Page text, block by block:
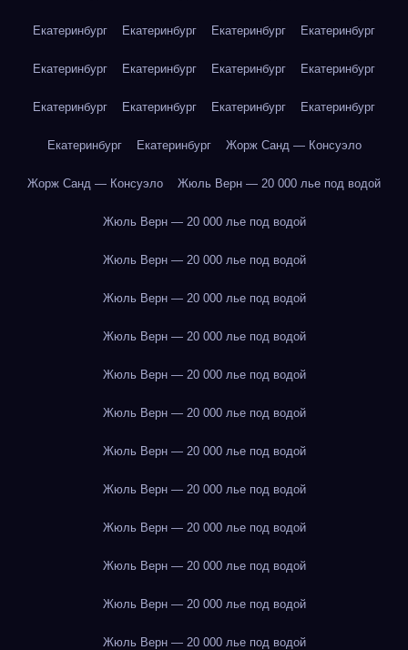
Екатеринбург Екатеринбург Екатеринбург Екатеринбург
Екатеринбург Екатеринбург Екатеринбург Екатеринбург
Екатеринбург Екатеринбург Екатеринбург Екатеринбург
Екатеринбург Екатеринбург Жорж Санд — Консуэло
Жорж Санд — Консуэло Жюль Верн — 20 000 лье под водой
Жюль Верн — 20 000 лье под водой
Жюль Верн — 20 000 лье под водой
Жюль Верн — 20 000 лье под водой
Жюль Верн — 20 000 лье под водой
Жюль Верн — 20 000 лье под водой
Жюль Верн — 20 000 лье под водой
Жюль Верн — 20 000 лье под водой
Жюль Верн — 20 000 лье под водой
Жюль Верн — 20 000 лье под водой
Жюль Верн — 20 000 лье под водой
Жюль Верн — 20 000 лье под водой
Жюль Верн — 20 000 лье под водой